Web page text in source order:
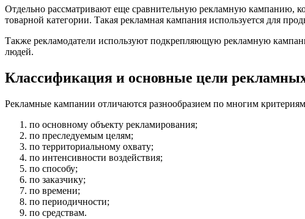
Отдельно рассматривают еще сравнительную рекламную кампанию,
товарной категории. Такая рекламная кампания используется для
Также рекламодатели используют подкрепляющую рекламную
людей.
Классификация и основные цели
Рекламные кампании отличаются разнообразием по многим
по основному объекту рекламирования;
по преследуемым целям;
по территориальному охвату;
по интенсивности воздействия;
по способу;
по заказчику;
по времени;
по периодичности;
по средствам.